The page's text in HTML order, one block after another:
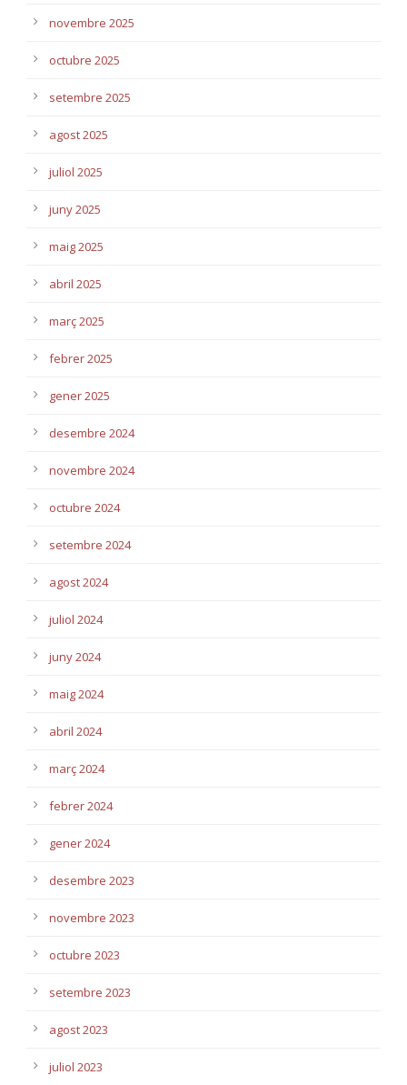
novembre 2025
octubre 2025
setembre 2025
agost 2025
juliol 2025
juny 2025
maig 2025
abril 2025
març 2025
febrer 2025
gener 2025
desembre 2024
novembre 2024
octubre 2024
setembre 2024
agost 2024
juliol 2024
juny 2024
maig 2024
abril 2024
març 2024
febrer 2024
gener 2024
desembre 2023
novembre 2023
octubre 2023
setembre 2023
agost 2023
juliol 2023